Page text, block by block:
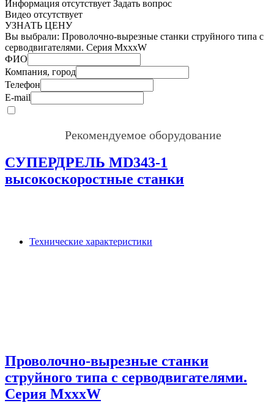
Информация отсутствует Задать вопрос
Видео отсутствует
УЗНАТЬ ЦЕНУ
Вы выбрали: Проволочно-вырезные станки струйного типа с
серводвигателями. Серия MxxxW
ФИО
Компания, город
Телефон
E-mail
Рекомендуемое оборудование
СУПЕРДРЕЛЬ MD343-1
высокоскоростные станки
Технические характеристики
Проволочно-вырезные станки
струйного типа с серводвигателями.
Серия MxxxW